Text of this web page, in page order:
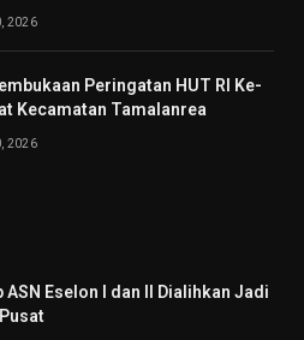
2026
Peringatan HUT RI Ke-
Kecamatan Tamalanrea
2026
ASN Eselon I dan II Dialihkan Jadi